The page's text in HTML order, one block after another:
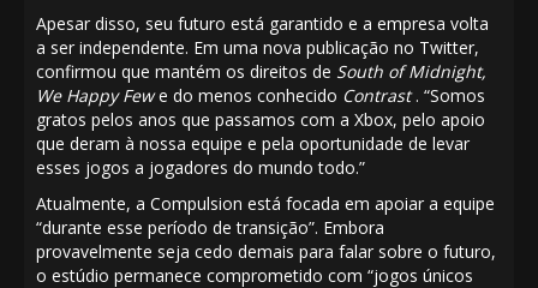
Apesar disso, seu futuro está garantido e a empresa volta
a ser independente. Em uma nova publicação no Twitter,
confirmou que mantém os direitos de South of Midnight,
We Happy Fewe do menos conhecido Contrast. “Somos
gratos pelos anos que passamos com a Xbox, pelo apoio
que deram à nossa equipe e pela oportunidade de levar
esses jogos a jogadores do mundo todo.”
Atualmente, a Compulsion está focada em apoiar a equipe
“durante esse período de transição”. Embora
provavelmente seja cedo demais para falar sobre o futuro,
o estúdio permanece comprometido com “jogos únicos